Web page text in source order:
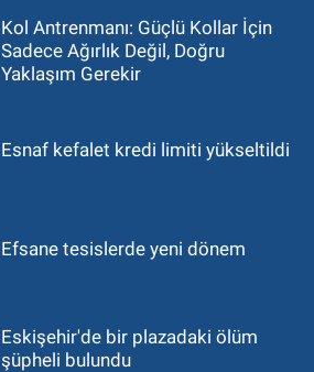
Kol Antrenmanı: Güçlü Kollar İçin
Sadece Ağırlık Değil, Doğru
Yaklaşım Gerekir
Esnaf kefalet kredi limiti yükseltildi
Efsane tesislerde yeni dönem
Eskişehir'de bir plazadaki ölüm
şüpheli bulundu